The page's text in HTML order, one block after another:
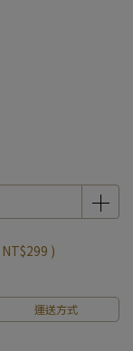
NT$299 )
運送方式